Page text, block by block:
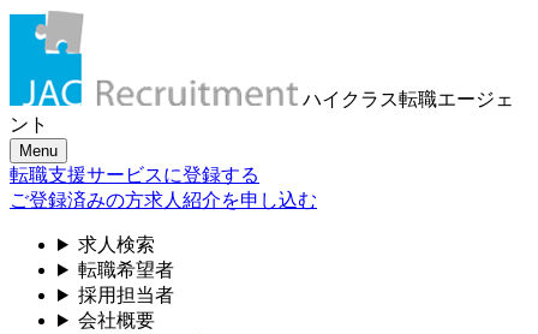
ハイクラス転職エージェ
ント
Menu
転職支援サービスに登録する
ご登録済みの方求人紹介を申し込む
求人検索
転職希望者
採用担当者
会社概要